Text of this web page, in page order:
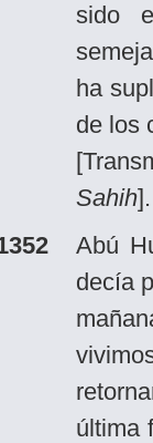
sido
ha
de los
Sahih].
Abú
decía
última